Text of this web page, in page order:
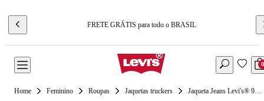
FRETE GRÁTIS para todo o BRASIL
0
Feminino Roupas Jaquetas truckers Jaqueta Jeans Levi's® 90S Trucker Lavagem Escura